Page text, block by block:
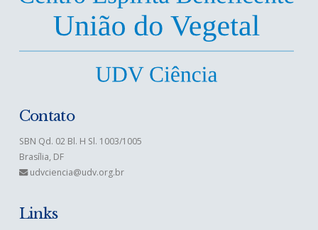
Contato
SBN Qd. 02 Bl. H Sl. 1003/1005
Brasília, DF
udvciencia@udv.org.br
Links